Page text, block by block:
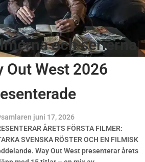
och serierna
Out West 2026
juni 17, 2026
ÅRETS FÖRSTA FILMER:
SVENSKA RÖSTER OCH EN FILMISK
Way Out West presenterar årets